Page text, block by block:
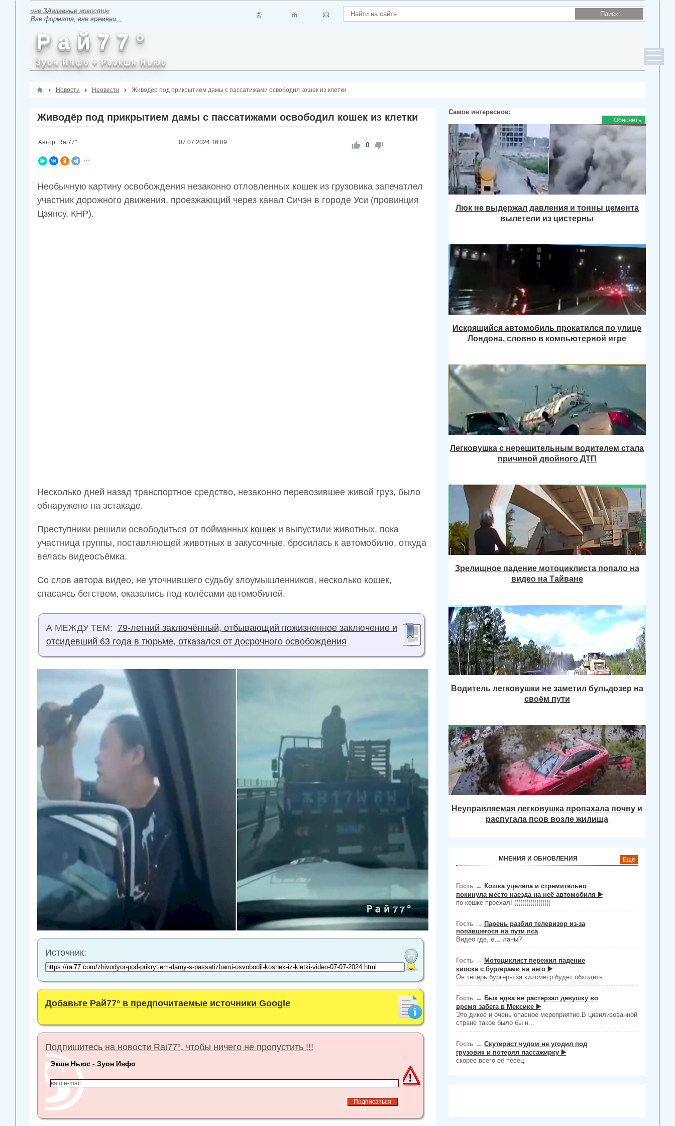
»не ЗАглавные новости«
Вне формата, вне времени...
©
Р а й 7 7 °
Зуон Инфо + Реэкшн Ньюс
Новости Неовести Живодёр под прикрытием дамы с пассатижами освободил кошек из клетки
Живодёр под прикрытием дамы с пассатижами освободил кошек из клетки
Автор: Rai77° 07.07.2024 16:09 0
Необычную картину освобождения незаконно отловленных кошек из грузовика запечатлел
участник дорожного движения, проезжающий через канал Сичэн в городе Уси (провинция
Цзянсу, КНР).
Несколько дней назад транспортное средство, незаконно перевозившее живой груз, было
обнаружено на эстакаде.
Преступники решили освободиться от пойманных кошеки выпустили животных, пока
участница группы, поставляющей животных в закусочные, бросилась к автомобилю, откуда
велась видеосъёмка.
Со слов автора видео, не уточнившего судьбу злоумышленников, несколько кошек,
спасаясь бегством, оказались под колёсами автомобилей.
А МЕЖДУ ТЕМ: 79-летний заключённый, отбывающий пожизненное заключение и
отсидевший 63 года в тюрьме, отказался от досрочного освобождения
Источник:
Добавьте Рай77° в предпочитаемые источники Google
Подпишитесь на новости Rai77°, чтобы ничего не пропустить !!!
Экшн Ньюс - Зуон Инфо
Самое интересное:
Обновить
Люк не выдержал давления и тонны цемента
вылетели из цистерны
Искрящийся автомобиль прокатился по улице
Лондона, словно в компьютерной игре
Легковушка с нерешительным водителем стала
причиной двойного ДТП
Зрелищное падение мотоциклиста попало на
видео на Тайване
Водитель легковушки не заметил бульдозер на
своём пути
Неуправляемая легковушка пропахала почву и
распугала псов возле жилища
МНЕНИЯ И ОБНОВЛЕНИЯ Ещё
Гость → Кошка уцелела и стремительно
покинула место наезда на неё автомобиля ▶️
по кошке проехал! ((((((((((((((((((
Гость → Парень разбил телевизор из-за
попавшегося на пути пса
Видео где, е… ланы?
Гость → Мотоциклист пережил падение
киоска с бургерами на него ▶️
Он теперь бургеры за километр будет обходить
Гость → Бык едва не растерзал девушку во
время забега в Мексике ▶️
Это дикое и очень опасное мероприятие.В цивилизованной
стране такое было бы н...
Гость → Скутерист чудом не угодил под
грузовик и потерял пассажирку ▶️
скорее всего её песец